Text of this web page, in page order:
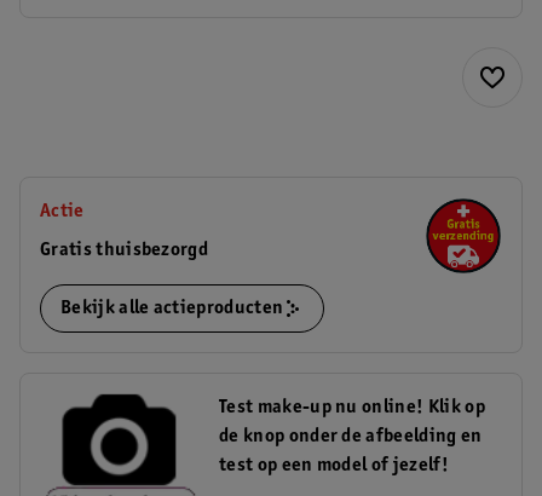
Actie
Gratis thuisbezorgd
Bekijk alle actieproducten
Test make-up nu online! Klik op
de knop onder de afbeelding en
test op een model of jezelf!